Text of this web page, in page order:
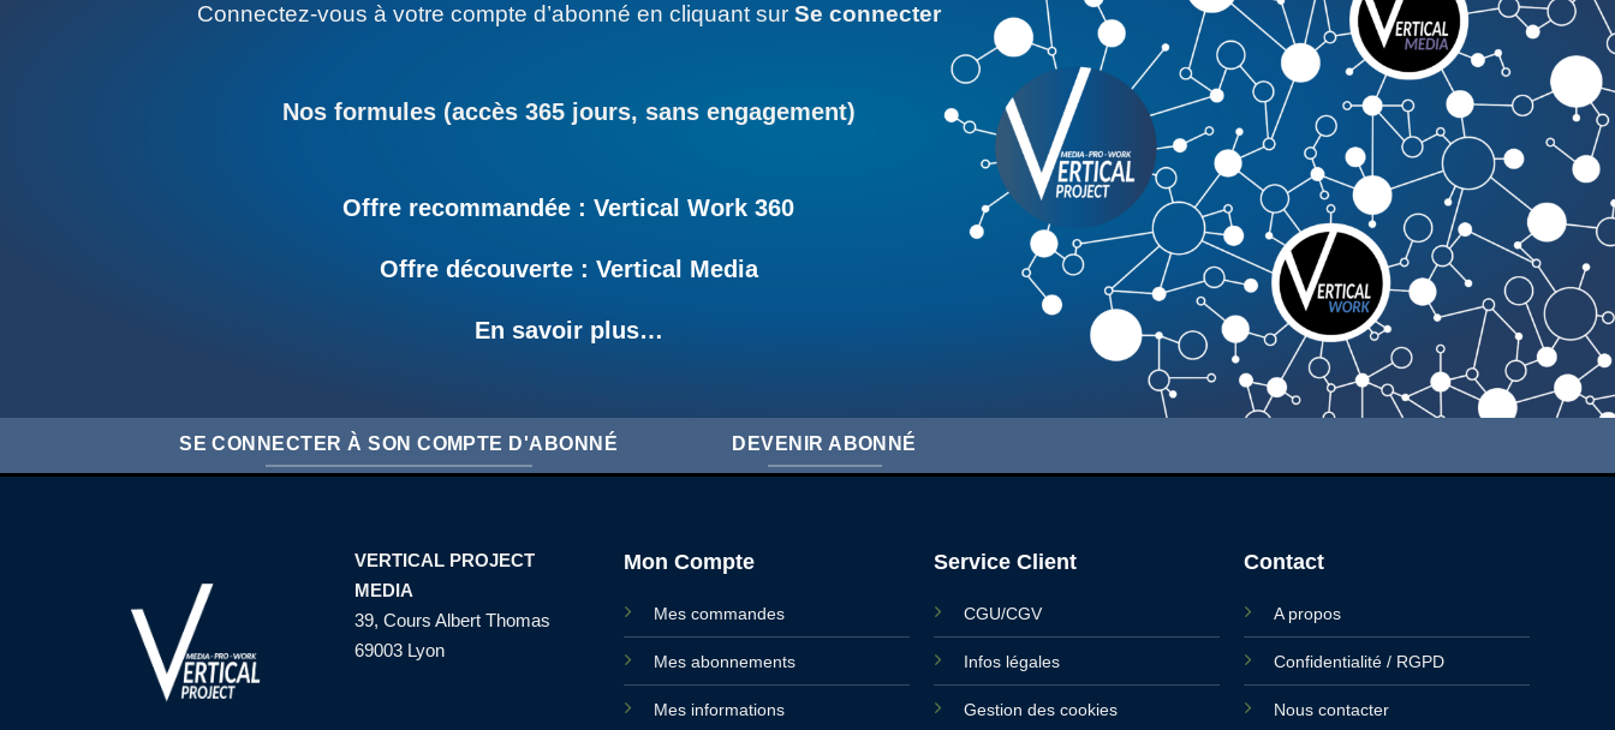
Connectez-vous à votre compte d’abonné en cliquant sur Se connecter
Nos formules (accès 365 jours, sans engagement)
Offre recommandée : Vertical Work 360
Offre découverte : Vertical Media
En savoir plus…
SE CONNECTER À SON COMPTE D'ABONNÉ DEVENIR ABONNÉ
VERTICAL PROJECT
MEDIA
39, Cours Albert Thomas
69003 Lyon
Mon Compte
Mes commandes
Mes abonnements
Mes informations
Service Client
CGU/CGV
Infos légales
Gestion des cookies
Contact
A propos
Confidentialité / RGPD
Nous contacter